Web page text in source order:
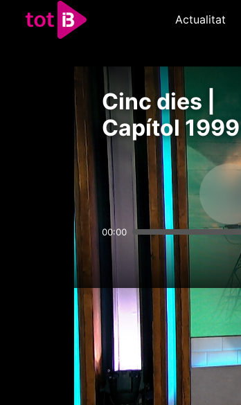
Actualitat
Cinc dies |
Capítol 1999
00:00